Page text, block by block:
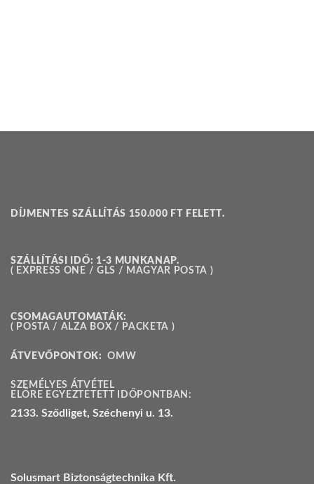
DÍJMENTES SZÁLLÍTÁS 150.000 FT FELETT.
SZÁLLÍTÁSI IDŐ: 1-3 MUNKANAP.
( EXPRESS ONE / GLS / MAGYAR POSTA )
CSOMAGAUTOMATÁK:
( POSTA / ALZA BOX / PACKETA )
ÁTVEVŐPONTOK:OMW
SZEMÉLYES ÁTVÉTEL
ELŐRE EGYEZTETETT IDŐPONTBAN:
2133. Sződliget, Széchenyi u. 13.
Solusmart Biztonságtechnika Kft.